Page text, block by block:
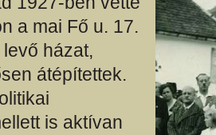
a mai Fő u. 17.
házat,
átépítettek.
is aktívan